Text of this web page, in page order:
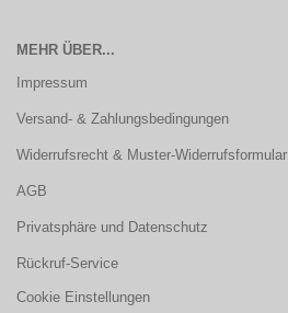
MEHR ÜBER...
Impressum
Versand- & Zahlungsbedingungen
Widerrufsrecht & Muster-Widerrufsformular
AGB
Privatsphäre und Datenschutz
Rückruf-Service
Cookie Einstellungen